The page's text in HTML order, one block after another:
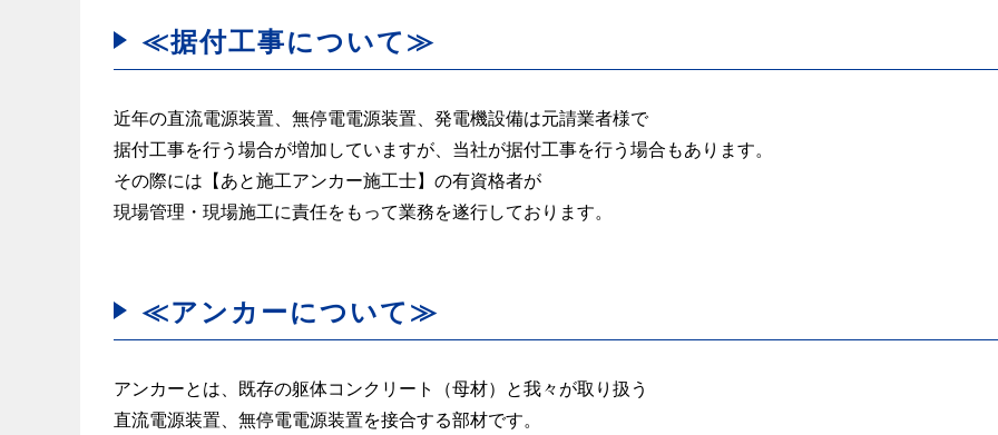
≪据付工事について≫
近年の直流電源装置、無停電電源装置、発電機設備は元請業者様で
据付工事を行う場合が増加していますが、当社が据付工事を行う場合もあります。
その際には【あと施工アンカー施工士】の有資格者が
現場管理・現場施工に責任をもって業務を遂行しております。
≪アンカーについて≫
アンカーとは、既存の躯体コンクリート（母材）と我々が取り扱う
直流電源装置、無停電電源装置を接合する部材です。